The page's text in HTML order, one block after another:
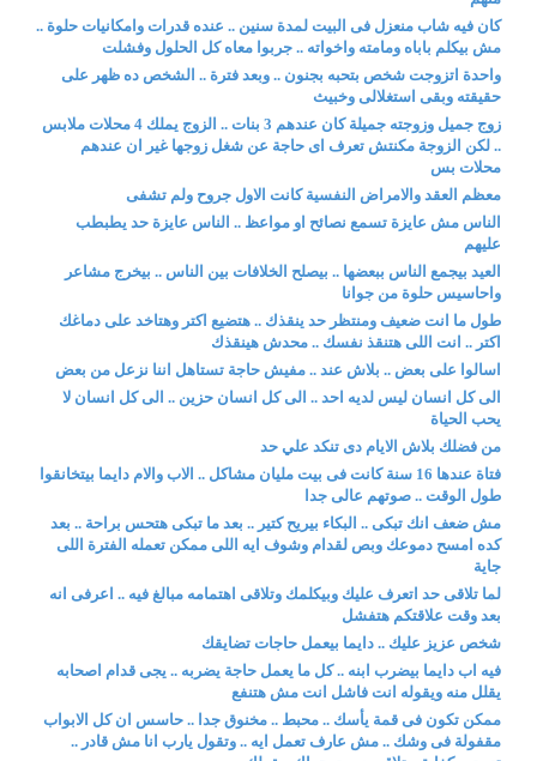
كان فيه شاب منعزل فى البيت لمدة سنين .. عنده قدرات وامكانيات حلوة ..
مش بيكلم باباه ومامته واخواته .. جربوا معاه كل الحلول وفشلت
واحدة اتزوجت شخص بتحبه بجنون .. وبعد فترة .. الشخص ده ظهر على
حقيقته وبقى استغلالى وخبيث
زوج جميل وزوجته جميلة كان عندهم 3 بنات .. الزوج يملك 4 محلات ملابس
.. لكن الزوجة مكنتش تعرف اى حاجة عن شغل زوجها غير ان عندهم
محلات بس
معظم العقد والامراض النفسية كانت الاول جروح ولم تشفى
الناس مش عايزة تسمع نصائح او مواعظ .. الناس عايزة حد يطبطب
عليهم
العيد بيجمع الناس ببعضها .. بيصلح الخلافات بين الناس .. بيخرج مشاعر
واحاسيس حلوة من جوانا
طول ما انت ضعيف ومنتظر حد ينقذك .. هتضيع اكتر وهتاخد على دماغك
اكتر .. انت اللى هتنقذ نفسك .. محدش هينقذك
اسالوا على بعض .. بلاش عند .. مفيش حاجة تستاهل اننا نزعل من بعض
الى كل انسان ليس لديه احد .. الى كل انسان حزين .. الى كل انسان لا
يحب الحياة
من فضلك بلاش الايام دى تنكد علي حد
فتاة عندها 16 سنة كانت فى بيت مليان مشاكل .. الاب والام دايما بيتخانقوا
طول الوقت .. صوتهم عالى جدا
مش ضعف انك تبكى .. البكاء بيريح كتير .. بعد ما تبكى هتحس براحة .. بعد
كده امسح دموعك وبص لقدام وشوف ايه اللى ممكن تعمله الفترة اللى
جاية
لما تلاقى حد اتعرف عليك وبيكلمك وتلاقى اهتمامه مبالغ فيه .. اعرفى انه
بعد وقت علاقتكم هتفشل
شخص عزيز عليك .. دايما بيعمل حاجات تضايقك
فيه اب دايما بيضرب ابنه .. كل ما يعمل حاجة يضربه .. يجى قدام اصحابه
يقلل منه ويقوله انت فاشل انت مش هتنفع
ممكن تكون فى قمة يأسك .. محبط .. مخنوق جدا .. حاسس ان كل الابواب
مقفولة فى وشك .. مش عارف تعمل ايه .. وتقول يارب انا مش قادر ..